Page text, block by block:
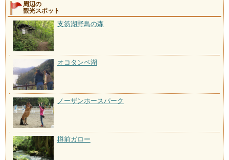
周辺の
観光スポット
支笏湖野鳥の森
オコタンペ湖
ノーザンホースパーク
樽前ガロー